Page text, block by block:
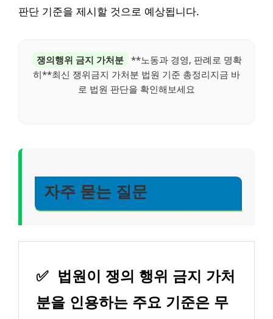
판단 기준을 제시할 것으로 예상됩니다.
쟁의행위 금지 가처분
**노동과 경영, 판례로 명확
히**최신 쟁위금지 가처분 법원 기준 총정리지금 바
로 법원 판단을 확인해보세요
자주 묻는 질문
✅
법원이 쟁의 행위 금지 가처
분을 인용하는 주요 기준은 무